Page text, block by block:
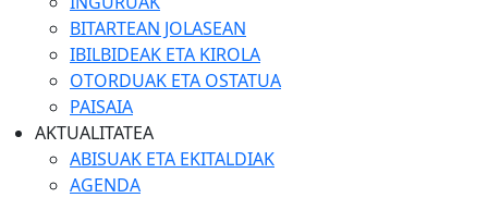
BITARTEAN JOLASEAN
IBILBIDEAK ETA KIROLA
OTORDUAK ETA OSTATUA
PAISAIA
AKTUALITATEA
ABISUAK ETA EKITALDIAK
AGENDA